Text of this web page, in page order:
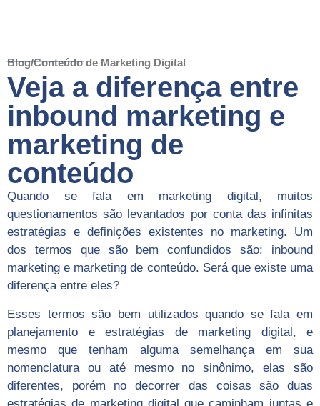
Blog/Conteúdo de Marketing Digital
Veja a diferença entre
inbound marketing e
marketing de
conteúdo
Quando se fala em marketing digital, muitos
questionamentos são levantados por conta das infinitas
estratégias e definições existentes no marketing. Um
dos termos que são bem confundidos são: inbound
marketing e marketing de conteúdo. Será que existe uma
diferença entre eles?
Esses termos são bem utilizados quando se fala em
planejamento e estratégias de marketing digital, e
mesmo que tenham alguma semelhança em sua
nomenclatura ou até mesmo no sinônimo, elas são
diferentes, porém no decorrer das coisas são duas